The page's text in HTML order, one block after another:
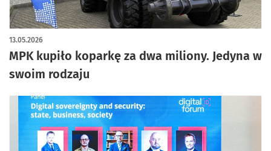
MPK kupiło koparkę za dwa miliony. Jedyna w
swoim rodzaju
13.05.2026